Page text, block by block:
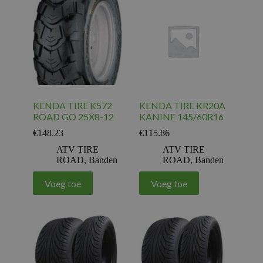
KENDA TIRE K572
ROAD GO 25X8-12
€148.23
ATV TIRE
ROAD, Banden
Voeg toe
KENDA TIRE KR20A
KANINE 145/60R16
€115.86
ATV TIRE
ROAD, Banden
Voeg toe